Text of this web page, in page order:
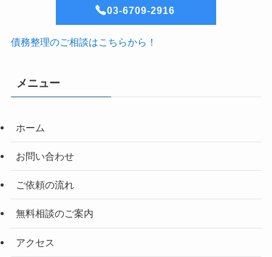
03-6709-2916
債務整理のご相談はこちらから！
メニュー
ホーム
お問い合わせ
ご依頼の流れ
無料相談のご案内
アクセス